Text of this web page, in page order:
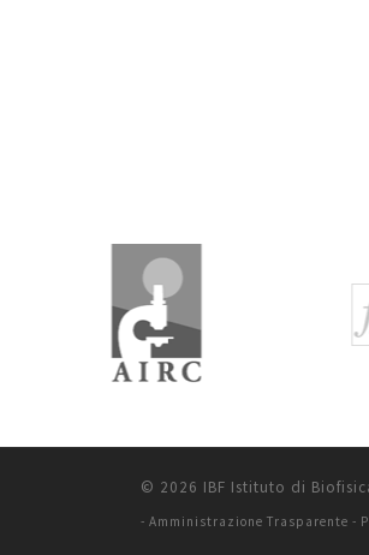
© 2026 IBF Istituto di
- Amministrazione Trasparente -